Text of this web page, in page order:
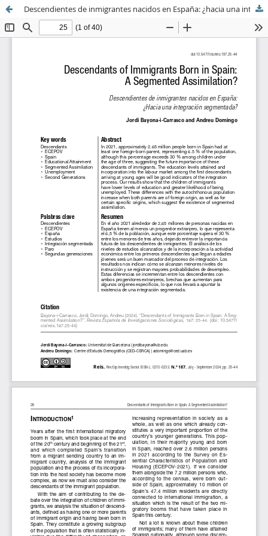
Descendientes de inmigrantes nacidos en España: ¿hacia una integración segmentada?